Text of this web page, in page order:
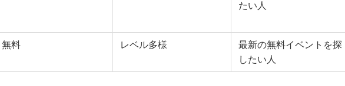
たい人
無料 レベル多様
最新の無料イベントを探
したい人